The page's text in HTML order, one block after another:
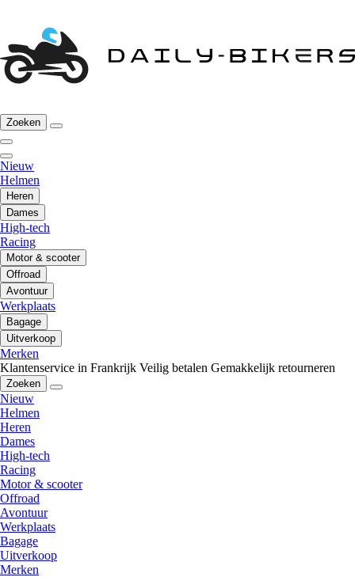
Zoeken
Nieuw
Helmen
Heren
Dames
High-tech
Racing
Motor & scooter
Offroad
Avontuur
Werkplaats
Bagage
Uitverkoop
Merken
Klantenservice in Frankrijk Veilig betalen Gemakkelijk retourneren
Zoeken
Nieuw
Helmen
Heren
Dames
High-tech
Racing
Motor & scooter
Offroad
Avontuur
Werkplaats
Bagage
Uitverkoop
Merken